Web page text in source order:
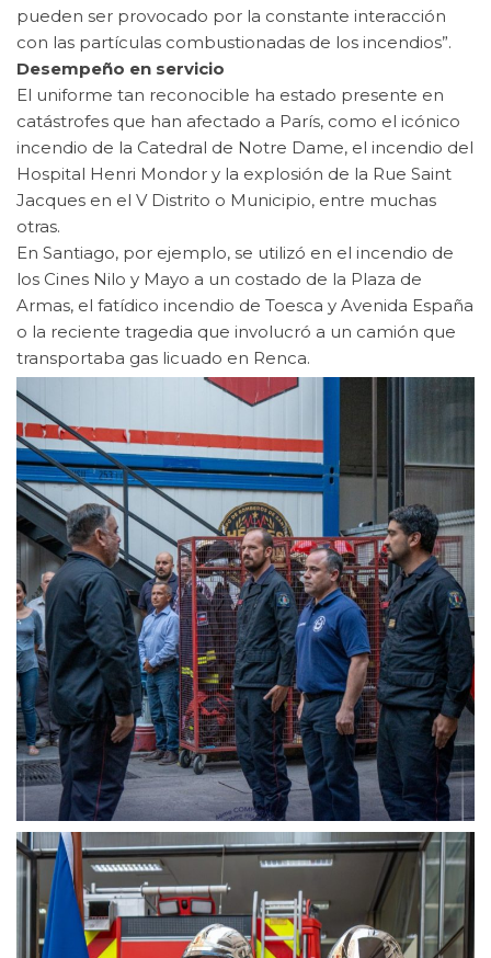
pueden ser provocado por la constante interacción
con las partículas combustionadas de los incendios”.
Desempeño en servicio
El uniforme tan reconocible ha estado presente en
catástrofes que han afectado a París, como el icónico
incendio de la Catedral de Notre Dame, el incendio del
Hospital Henri Mondor y la explosión de la Rue Saint
Jacques en el V Distrito o Municipio, entre muchas
otras.
En Santiago, por ejemplo, se utilizó en el incendio de
los Cines Nilo y Mayo a un costado de la Plaza de
Armas, el fatídico incendio de Toesca y Avenida España
o la reciente tragedia que involucró a un camión que
transportaba gas licuado en Renca.